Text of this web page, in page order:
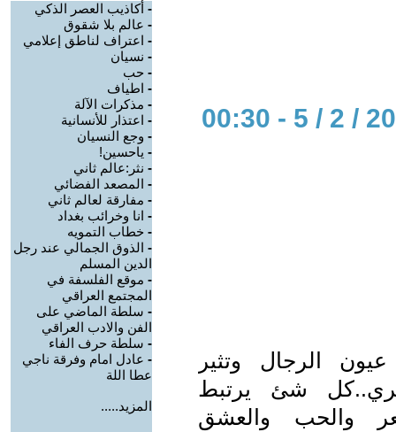
الرجال وتثير
شئ يرتبط
والحب والعشق
- أكاذيب العصر الذكي
- عالم بلا شقوق
- اعتراف لناطق إعلامي
- نسيان
- حب
- اطياف
- مذكرات الآلة
- اعتذار للأنسانية
- وجع النسيان
- ياحسين!
- نثر:عالم ثاني
- المصعد الفضائي
- مفارقة لعالم ثاني
- انا وخرائب بغداد
- خطاب التمويه
- الذوق الجمالي عند رجل
الدين المسلم
- موقع الفلسفة في
المجتمع العراقي
- سلطة الماضي على
الفن والادب العراقي
- سلطة حرف الفاء
- عادل امام وفرقة ناجي
عطا اللة
المزيد.....